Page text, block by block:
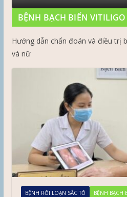
BỆNH BẠCH BIẾN VITILIGO
Hướng dẫn chẩn đoán và điều trị
và nữ
BỆNH RỐI LOẠN SẮC TỐ BỆNH BẠCH